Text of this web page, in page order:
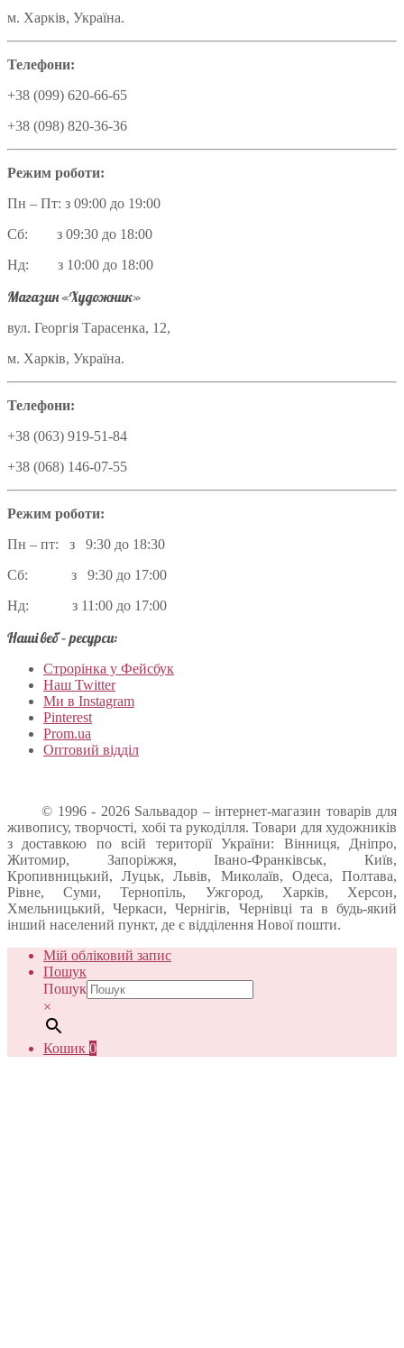
м. Харків, Україна.
Телефони:
+38 (099) 620-66-65
+38 (098) 820-36-36
Режим роботи:
Пн – Пт: з 09:00 до 19:00
Сб: з 09:30 до 18:00
Нд: з 10:00 до 18:00
Магазин «Художник»
вул. Георгія Тарасенка, 12,
м. Харків, Україна.
Телефони:
+38 (063) 919-51-84
+38 (068) 146-07-55
Режим роботи:
Пн – пт: з 9:30 до 18:30
Сб: з 9:30 до 17:00
Нд: з 11:00 до 17:00
Наші веб – ресурси:
Строрінка у Фейсбук
Наш Twitter
Ми в Instagram
Pinterest
Prom.ua
Оптовий відділ
© 1996 - 2026 Sальвадор – інтернет-магазин товарів для
живопису, творчості, хобі та рукоділля. Товари для художників
з доставкою по всій території України: Вінниця, Дніпро,
Житомир, Запоріжжя, Івано-Франківськ, Київ,
Кропивницький, Луцьк, Львів, Миколаїв, Одеса, Полтава,
Рівне, Суми, Тернопіль, Ужгород, Харків, Херсон,
Хмельницький, Черкаси, Чернігів, Чернівці та в будь-який
інший населений пункт, де є відділення Нової пошти.
Мій обліковий запис
Пошук
Пошук
×
Кошик 0